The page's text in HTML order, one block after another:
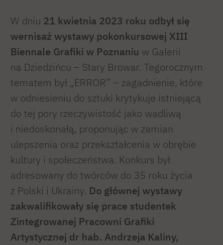
W dniu 21 kwietnia 2023 roku odbył się
wernisaż wystawy pokonkursowej XIII
Biennale Grafiki w Poznaniu w Galerii
na Dziedzińcu – Stary Browar. Tegorocznym
tematem był „ERROR” – zagadnienie, które
w odniesieniu do sztuki krytykuje istniejącą
do tej pory rzeczywistość jako wadliwą
i niedoskonałą, proponując w zamian
ulepszenia oraz przekształcenia w obrębie
kultury i społeczeństwa. Konkurs był
adresowany do twórców do 35 roku życia
z Polski i Ukrainy. Do głównej wystawy
zakwalifikowały się prace studentek
Zintegrowanej Pracowni Grafiki
Artystycznej dr hab. Andrzeja Kaliny,